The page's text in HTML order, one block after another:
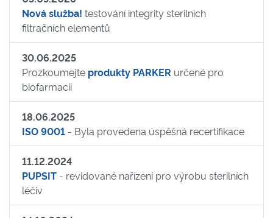
Nová služba! testování integrity sterilních
filtračních elementů
30.06.2025
Prozkoumejte produkty PARKER určené pro
biofarmacii
18.06.2025
ISO 9001 - Byla provedena úspěšná recertifikace
11.12.2024
PUPSIT - revidované nařízení pro výrobu sterilních
léčiv